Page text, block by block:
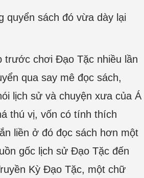
quyển sách đó vừa dày lại
trước chơi Đạo Tặc nhiều lần
qua say mê đọc sách,
lịch sử và chuyện xưa của Á
thú vị, vốn có tính thích
liền ở đó đọc sách hơn một
gốc lịch sử Đạo Tặc đến
Kỳ Đạo Tặc, một chữ